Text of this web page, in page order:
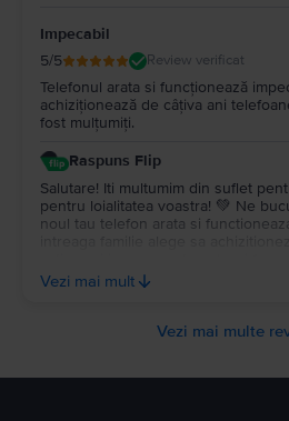
Impecabil
5/5 Review verificat
Telefonul arata si funcționează
achiziționează de câțiva ani
fost mulțumiți.
Raspuns Flip
Salutare! Iti multumim din suflet
pentru loialitatea voastra! 💚 Ne
noul tau telefon arata si
puteam primi. Increderea voastra ne
mare drag si va asteptam oricand
Vezi mai mult
Vezi mai multe